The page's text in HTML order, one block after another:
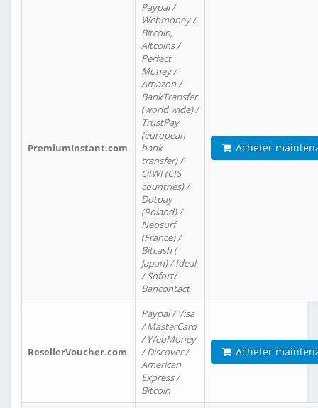
PremiumInstant.com
Paypal /
Webmoney /
Bitcoin,
Altcoins /
Perfect
Money /
Amazon /
BankTransfer
(world wide) /
TrustPay
(european
bank
transfer) /
QIWI (CIS
countries) /
Dotpay
(Poland) /
Neosurf
(France) /
Bitcash (
Japan) / Ideal
/ Sofort/
Bancontact
Acheter
ResellerVoucher.com
Paypal / Visa
/ MasterCard
/ WebMoney
/ Discover /
American
Express /
Bitcoin
Acheter